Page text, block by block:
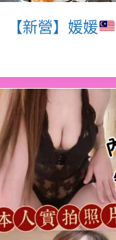
【新營】媛媛